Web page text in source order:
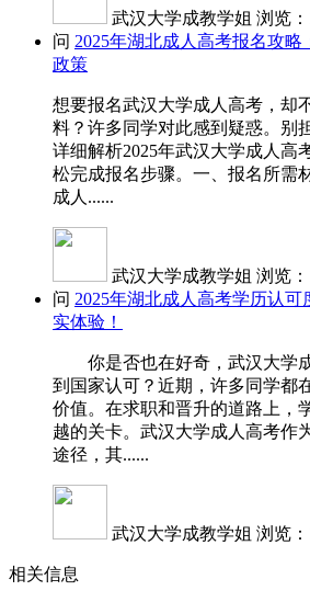
武汉大学成教学姐 浏览：
问 2025年湖北成人高考报名攻
政策
想要报名武汉大学成人高考，却
料？许多同学对此感到疑惑。别
详细解析2025年武汉大学成人高
松完成报名步骤。一、报名所需
成人......
武汉大学成教学姐 浏览：
问 2025年湖北成人高考学历认
实体验！
你是否也在好奇，武汉大学
到国家认可？近期，许多同学都
价值。在求职和晋升的道路上，
越的关卡。武汉大学成人高考作
途径，其......
武汉大学成教学姐 浏览：
相关信息